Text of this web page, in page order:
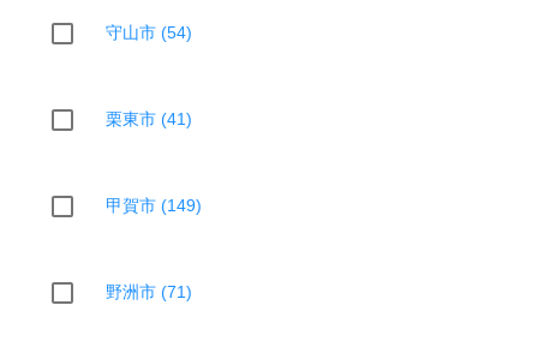
守山市 (54)
栗東市 (41)
甲賀市 (149)
野洲市 (71)